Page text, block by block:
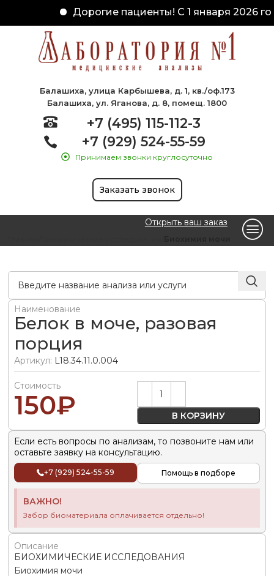
Дорогие пациенты! С 1 января 2026
Балашиха, улица Карбышева, д. 1, кв./оф.173
Балашиха, ул. Яганова, д. 8, помещ. 1800
+7 (495) 115-112-3
+7 (929) 524-55-59
Принимаем звонки круглосуточно
Заказать звонок
Открыть ваш заказ
Наименование
Белок в моче, разовая
порция
Артикул: L18.34.11.0.004
Стоимость
150₽ В КОРЗИНУ
Alternative:
Если есть вопросы по анализам, то позвоните нам или
оставьте заявку на консультацию.
+7 (929) 524-55-59 Помощь в подборе
ВАЖНО!
Забор биоматериала оплачивается отдельно!
Описание
БИОХИМИЧЕСКИЕ ИССЛЕДОВАНИЯ
Биохимия мочи